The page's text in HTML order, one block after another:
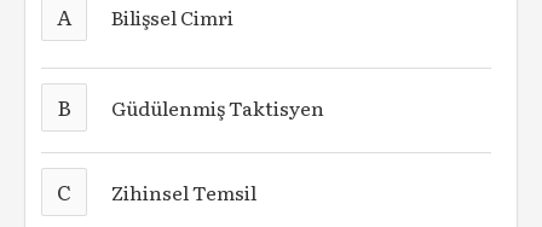
A Bilişsel Cimri
B Güdülenmiş Taktisyen
C Zihinsel Temsil